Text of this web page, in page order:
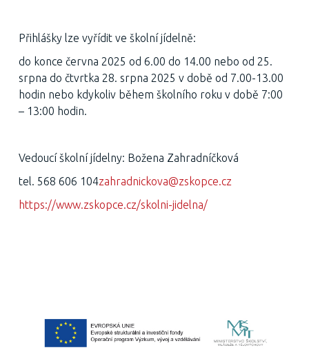
Přihlášky lze vyřídit ve školní jídelně:
do konce června 2025 od 6.00 do 14.00 nebo od 25.
srpna do čtvrtka 28. srpna 2025 v době od 7.00-13.00
hodin nebo kdykoliv během školního roku v době 7:00
– 13:00 hodin.
Vedoucí školní jídelny: Božena Zahradníčková
tel. 568 606 104zahradnickova@zskopce.cz
https://www.zskopce.cz/skolni-jidelna/